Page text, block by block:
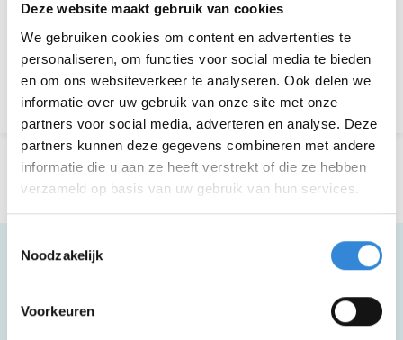
Deze website maakt gebruik van cookies
We gebruiken cookies om content en advertenties te
personaliseren, om functies voor social media te bieden
en om ons websiteverkeer te analyseren. Ook delen we
informatie over uw gebruik van onze site met onze
partners voor social media, adverteren en analyse. Deze
partners kunnen deze gegevens combineren met andere
informatie die u aan ze heeft verstrekt of die ze hebben
verzameld op basis van uw gebruik van hun services.
Noodzakelijk
Voorkeuren
Aanmelden is niet meer mogelijk.
Terug naar het overzicht
Meer informatie